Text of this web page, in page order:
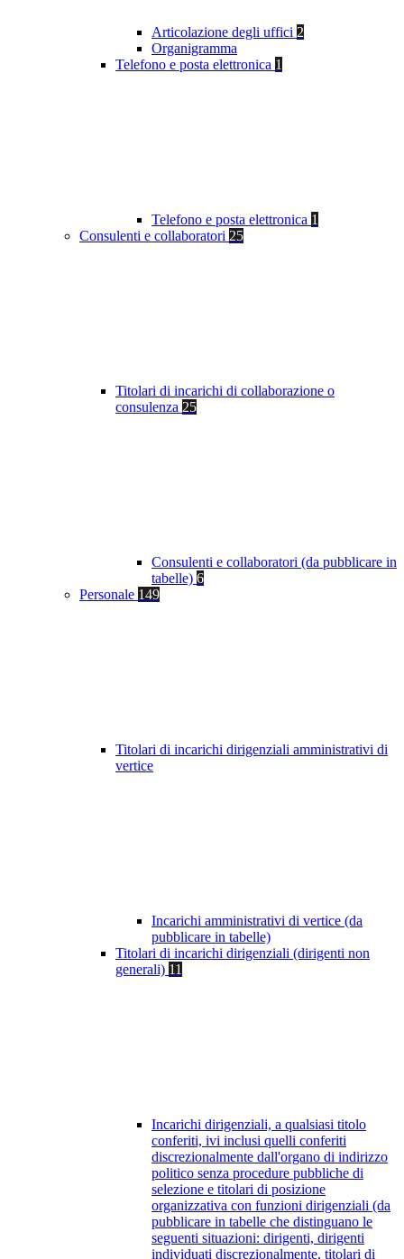
Articolazione degli uffici 2
Organigramma
Telefono e posta elettronica 1
Telefono e posta elettronica 1
Consulenti e collaboratori 25
Titolari di incarichi di collaborazione o
consulenza 25
Consulenti e collaboratori (da pubblicare in
tabelle) 6
Personale 149
Titolari di incarichi dirigenziali amministrativi di
vertice
Incarichi amministrativi di vertice (da
pubblicare in tabelle)
Titolari di incarichi dirigenziali (dirigenti non
generali) 11
Incarichi dirigenziali, a qualsiasi titolo
conferiti, ivi inclusi quelli conferiti
discrezionalmente dall'organo di indirizzo
politico senza procedure pubbliche di
selezione e titolari di posizione
organizzativa con funzioni dirigenziali (da
pubblicare in tabelle che distinguano le
seguenti situazioni: dirigenti, dirigenti
individuati discrezionalmente, titolari di